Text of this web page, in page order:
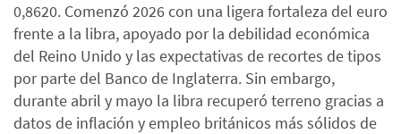
0,8620. Comenzó 2026 con una ligera fortaleza del euro
frente a la libra, apoyado por la debilidad económica
del Reino Unido y las expectativas de recortes de tipos
por parte del Banco de Inglaterra. Sin embargo,
durante abril y mayo la libra recuperó terreno gracias a
datos de inflación y empleo británicos más sólidos de